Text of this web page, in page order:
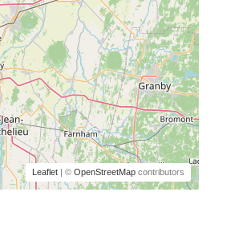
Leaflet| © OpenStreetMapcontributors